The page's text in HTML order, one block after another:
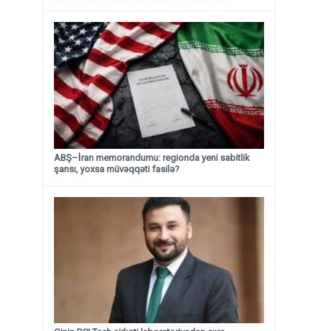
ABŞ–İran memorandumu: regionda yeni sabitlik
şansı, yoxsa müvəqqəti fasilə?